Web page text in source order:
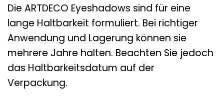
Die ARTDECO Eyeshadows sind für eine
lange Haltbarkeit formuliert. Bei richtiger
Anwendung und Lagerung können sie
mehrere Jahre halten. Beachten Sie jedoch
das Haltbarkeitsdatum auf der
Verpackung.